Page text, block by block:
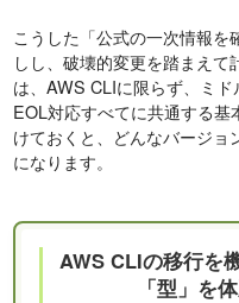
こうした「公式の一次情報
しし、破壊的変更を踏まえ
は、AWS CLIに限らず、ミ
EOL対応すべてに共通する
けておくと、どんなバージョ
になります。
AWS CLIの移行を
「型」を